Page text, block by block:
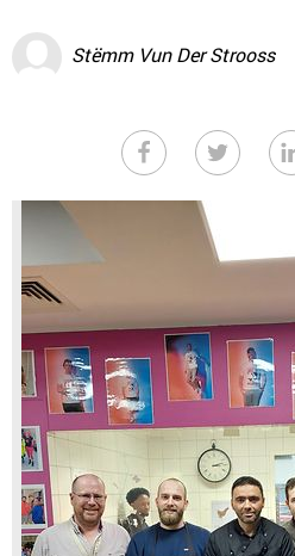
Stëmm Vun Der Strooss